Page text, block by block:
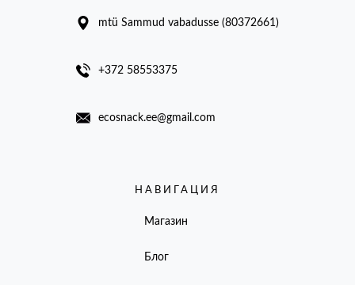
mtü Sammud vabadusse (80372661)
+372 58553375
ecosnack.ee@gmail.com
НАВИГАЦИЯ
Магазин
Блог